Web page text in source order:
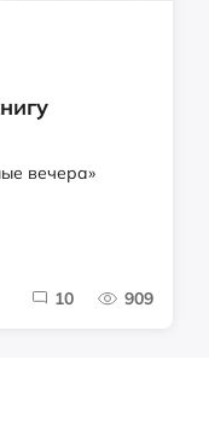
вечера»
10 909